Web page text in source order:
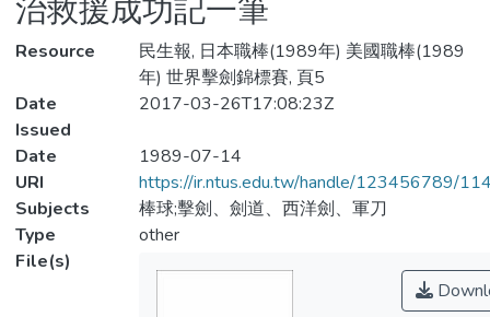
治救援成功記一筆
Resource
民生報, 日本職棒(1989年) 美國職棒(1989
年) 世界擊劍錦標賽, 頁5
Date
Issued
2017-03-26T17:08:23Z
Date
1989-07-14
URI
https://ir.ntus.edu.tw/handle/123456789/
Subjects
棒球;擊劍、劍道、西洋劍、軍刀
Type
other
File(s)